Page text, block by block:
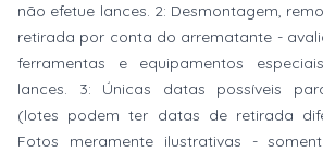
não efetue lances. 2: Desmontagem,
retirada por conta do arrematante -
ferramentas e equipamentos
lances. 3: Únicas datas possíveis
(lotes podem ter datas de retirada
Fotos meramente ilustrativas -